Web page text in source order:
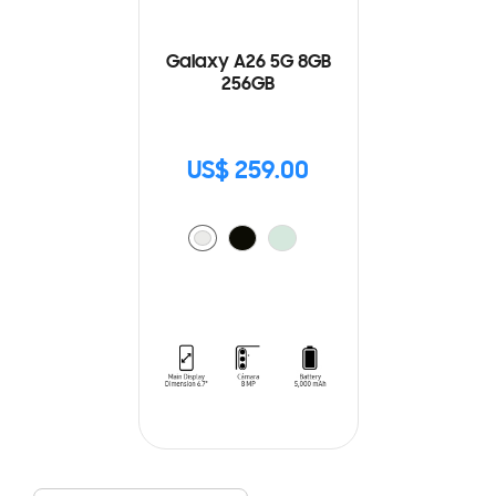
Galaxy A26 5G 8GB
256GB
US$ 259.00